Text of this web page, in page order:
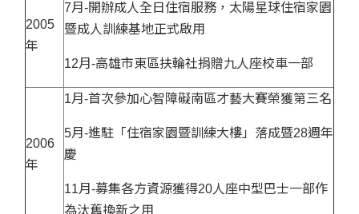
2005
年
7月-開辦成人全日住宿服務，太陽星球住宿家園
暨成人訓練基地正式啟用
12月-高雄市東區扶輪社捐贈九人座校車一部
2006
年
1月-首次參加心智障礙南區才藝大賽榮獲第三名
5月-進駐「住宿家園暨訓練大樓」落成暨28週年
慶
11月-募集各方資源獲得20人座中型巴士一部作
為汰舊換新之用